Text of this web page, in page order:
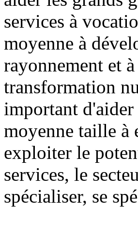
services à
moyenne à
rayonnement et
transformation
important
moyenne taille à
exploiter le
services, le
spécialiser, se